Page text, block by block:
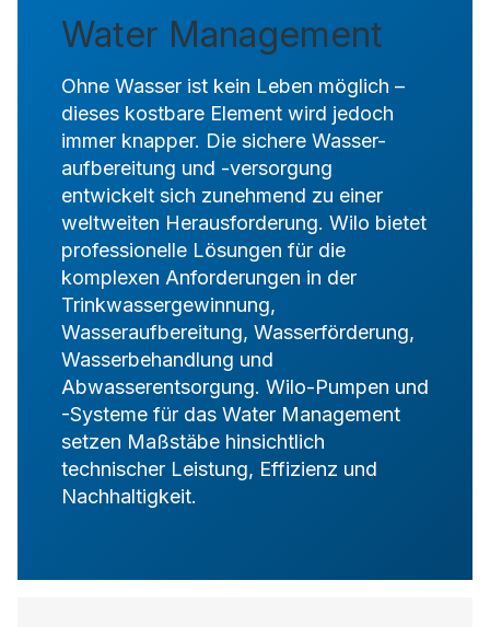
Water Management
Ohne Wasser ist kein Leben möglich –
dieses kostbare Element wird jedoch
immer knapper. Die sichere Wasser-
aufbereitung und -versorgung
entwickelt sich zunehmend zu einer
weltweiten Herausforderung. Wilo bietet
professionelle Lösungen für die
komplexen Anforderungen in der
Trinkwassergewinnung,
Wasseraufbereitung, Wasserförderung,
Wasserbehandlung und
Abwasserentsorgung. Wilo-Pumpen und
-Systeme für das Water Management
setzen Maßstäbe hinsichtlich
technischer Leistung, Effizienz und
Nachhaltigkeit.